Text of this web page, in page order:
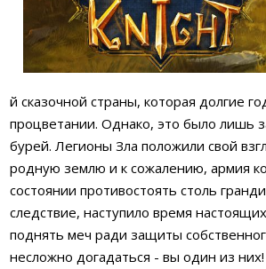
й сказочной страны, которая долгие
процветании. Однако, это было лишь
бурей. Легионы Зла положили свой
родную землю и к сожалению, армия
состоянии противостоять столь
следствие, наступило время
поднять меч ради защиты
несложно догадаться - вы один из